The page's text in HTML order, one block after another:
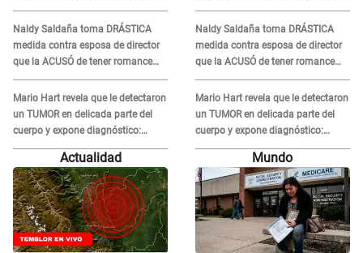
Naldy Saldaña
Naldy Saldaña toma DRÁSTICA
medida contra esposa de director
que la ACUSÓ de tener romance
con él: "Muy triste..."
Mario Hart revela que le detectaron
un TUMOR en delicada parte del
cuerpo y expone diagnóstico:
"Dolores muy fuertes..."
Naldy Saldaña
Naldy Saldaña toma DRÁSTICA
medida contra esposa de director
que la ACUSÓ de tener romance
con él: "Muy triste..."
Mario Hart revela que le detectaron
un TUMOR en delicada parte del
cuerpo y expone diagnóstico:
"Dolores muy fuertes..."
Actualidad Mundo